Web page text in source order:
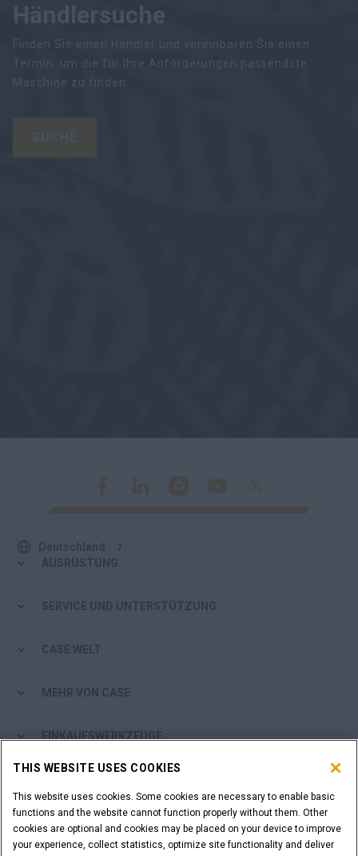
Händlersuche
Finden Sie einen Händler und vereinbaren Sie einen
Termin, um die für Ihre Anforderungen passendste
Maschine zu finden.
AUSRÜSTUNG
SERVICE UND UNTERSTÜTZUNG
CASE WELT
MEHR VON CASE
EINKAUFSWERKZEUGE
HÄNDLER-LOGIN
THIS WEBSITE USES COOKIES
This website uses cookies. Some cookies are necessary to enable basic
functions and the website cannot function properly without them. Other
cookies are optional and cookies may be placed on your device to improve
your experience, collect statistics, optimize site functionality and deliver